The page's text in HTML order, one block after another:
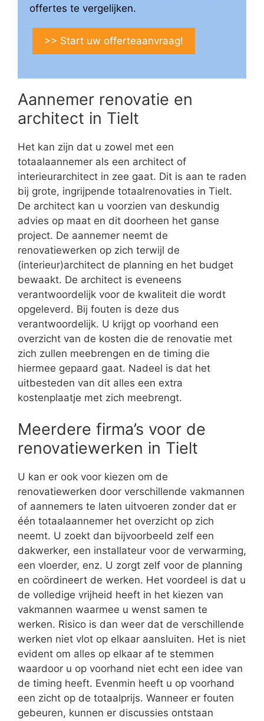
offertes te vergelijken.
>> Start uw offerteaanvraag!
Aannemer renovatie en
architect in Tielt
Het kan zijn dat u zowel met een
totaalaannemer als een architect of
interieurarchitect in zee gaat. Dit is aan te raden
bij grote, ingrijpende totaalrenovaties in Tielt.
De architect kan u voorzien van deskundig
advies op maat en dit doorheen het ganse
project. De aannemer neemt de
renovatiewerken op zich terwijl de
(interieur)architect de planning en het budget
bewaakt. De architect is eveneens
verantwoordelijk voor de kwaliteit die wordt
opgeleverd. Bij fouten is deze dus
verantwoordelijk. U krijgt op voorhand een
overzicht van de kosten die de renovatie met
zich zullen meebrengen en de timing die
hiermee gepaard gaat. Nadeel is dat het
uitbesteden van dit alles een extra
kostenplaatje met zich meebrengt.
Meerdere firma’s voor de
renovatiewerken in Tielt
U kan er ook voor kiezen om de
renovatiewerken door verschillende vakmannen
of aannemers te laten uitvoeren zonder dat er
één totaalaannemer het overzicht op zich
neemt. U zoekt dan bijvoorbeeld zelf een
dakwerker, een installateur voor de verwarming,
een vloerder, enz. U zorgt zelf voor de planning
en coördineert de werken. Het voordeel is dat u
de volledige vrijheid heeft in het kiezen van
vakmannen waarmee u wenst samen te
werken. Risico is dan weer dat de verschillende
werken niet vlot op elkaar aansluiten. Het is niet
evident om alles op elkaar af te stemmen
waardoor u op voorhand niet echt een idee van
de timing heeft. Evenmin heeft u op voorhand
een zicht op de totaalprijs. Wanneer er fouten
gebeuren, kunnen er discussies ontstaan